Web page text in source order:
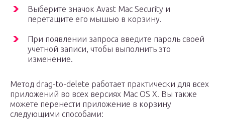
Выберите значок Avast Mac Security и
перетащите его мышью в корзину.
При появлении запроса введите пароль своей
учетной записи, чтобы выполнить это
изменение.
Метод drag-to-delete работает практически для всех
приложений во всех версиях Mac OS X. Вы также
можете перенести приложение в корзину
следующими способами: